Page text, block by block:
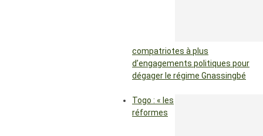
compatriotes à plus
d’engagements politiques pour
dégager le régime Gnassingbé
Togo : « les
réformes